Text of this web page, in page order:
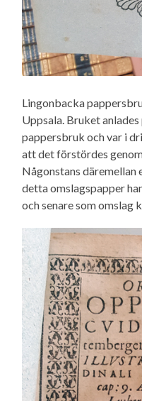
Lingonbacka
Uppsala. Bruket
pappersbruk och var i
att det förstördes
Någonstans
detta omslagspapper
och senare som omslag